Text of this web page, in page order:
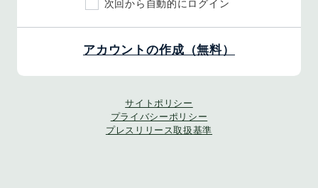
次回から自動的にログイン
アカウントの作成（無料）
サイトポリシー
プライバシーポリシー
プレスリリース取扱基準